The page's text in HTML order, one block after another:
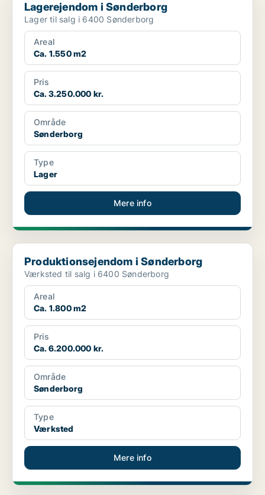
Lagerejendom i Sønderborg
Lager til salg i 6400 Sønderborg
Areal
Ca. 1.550 m2
Pris
Ca. 3.250.000 kr.
Område
Sønderborg
Type
Lager
Mere info
Produktionsejendom i Sønderborg
Produktionsejendom i Sønderborg
Værksted til salg i 6400 Sønderborg
Areal
Ca. 1.800 m2
Pris
Ca. 6.200.000 kr.
Område
Sønderborg
Type
Værksted
Mere info